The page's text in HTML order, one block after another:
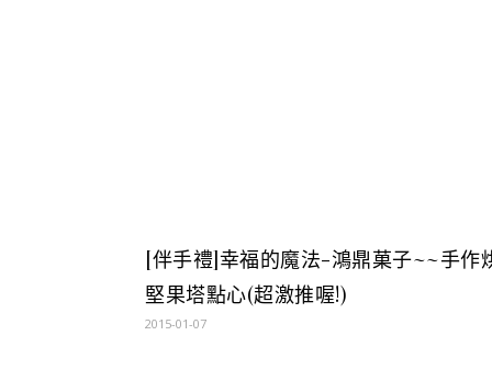
[伴手禮]幸福的魔法-鴻鼎菓子~~手作
堅果塔點心(超激推喔!)
2015-01-07